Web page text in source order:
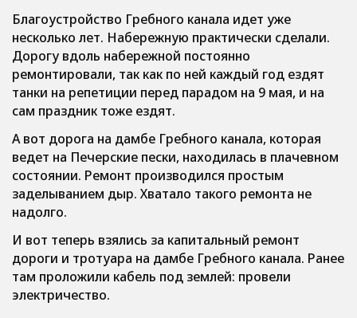
Благоустройство Гребного канала идет уже
несколько лет. Набережную практически сделали.
Дорогу вдоль набережной постоянно
ремонтировали, так как по ней каждый год ездят
танки на репетиции перед парадом на 9 мая, и на
сам праздник тоже ездят.
А вот дорога на дамбе Гребного канала, которая
ведет на Печерские пески, находилась в плачевном
состоянии. Ремонт производился простым
заделыванием дыр. Хватало такого ремонта не
надолго.
И вот теперь взялись за капитальный ремонт
дороги и тротуара на дамбе Гребного канала. Ранее
там проложили кабель под землей: провели
электричество.